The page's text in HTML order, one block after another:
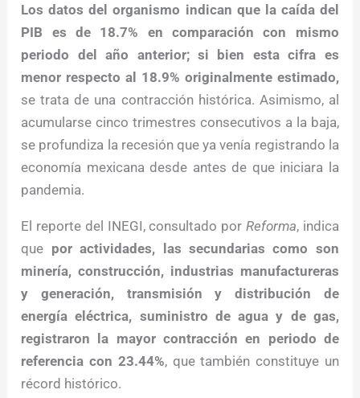
Los datos del organismo indican que la caída del
PIB es de 18.7% en comparación con mismo
periodo del año anterior; si bien esta cifra es
menor respecto al 18.9% originalmente estimado,
se trata de una contracción histórica. Asimismo, al
acumularse cinco trimestres consecutivos a la baja,
se profundiza la recesión que ya venía registrando la
economía mexicana desde antes de que iniciara la
pandemia.
El reporte del INEGI, consultado porReforma, indica
que por actividades, las secundarias como son
minería, construcción, industrias manufactureras
y generación, transmisión y distribución de
energía eléctrica, suministro de agua y de gas,
registraron la mayor contracción en periodo de
referencia con 23.44%, que también constituye un
récord histórico.